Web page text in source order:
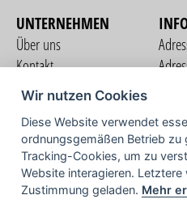
UNTERNEHMEN
Über uns
Kontakt
Nutzungsbedingungen
Datenschutzerklärung
Impressum
Wir nutzen Cookies
Diese Website verwendet
ordnungsgemäßen Betrieb zu
Tracking-Cookies, um zu
Website interagieren.
Zustimmung geladen. Mehr